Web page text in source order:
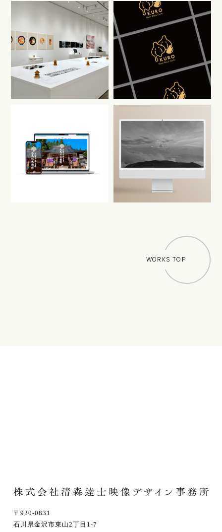
WORKS TOP
〒920-0831
石川県金沢市東山2丁目1-7